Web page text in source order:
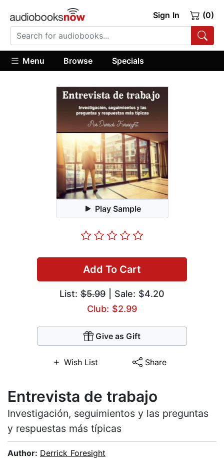
Sign In (0)
Menu Browse Specials
Play Sample
Add To Cart
List: $5.99 | Sale: $4.20
Club: $2.99
Give as Gift
Wish List Share
Entrevista de trabajo
Investigación, seguimientos y las preguntas
y respuestas más típicas
Author: Derrick Foresight